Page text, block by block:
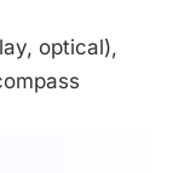
optical),